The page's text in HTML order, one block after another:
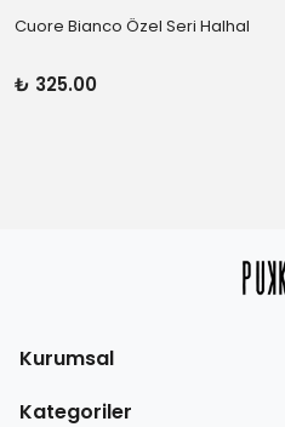
Cuore Bianco Özel Seri Halhal
₺ 325.00
Kurumsal
Kategoriler